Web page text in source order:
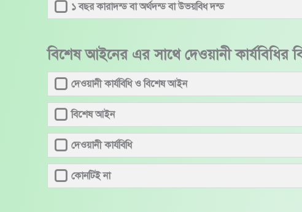
১ বছর কারাদন্ড বা অর্থদন্ড বা উভয়বিধ দন্ড
বিশেষ আইনের এর সাথে দেওয়ানী
দেওয়ানী কার্যবিধি ও বিশেষ আইন
বিশেষ আইন
দেওয়ানী কার্যবিধি
কোনটিই না